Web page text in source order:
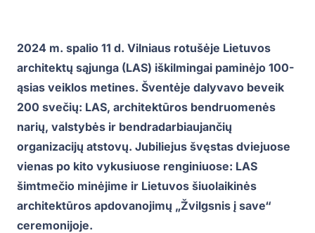
2024 m. spalio 11 d. Vilniaus rotušėje Lietuvos
architektų sąjunga (LAS) iškilmingai paminėjo 100-
ąsias veiklos metines. Šventėje dalyvavo beveik
200 svečių: LAS, architektūros bendruomenės
narių, valstybės ir bendradarbiaujančių
organizacijų atstovų. Jubiliejus švęstas dviejuose
vienas po kito vykusiuose renginiuose: LAS
šimtmečio minėjime ir Lietuvos šiuolaikinės
architektūros apdovanojimų „Žvilgsnis į save“
ceremonijoje.